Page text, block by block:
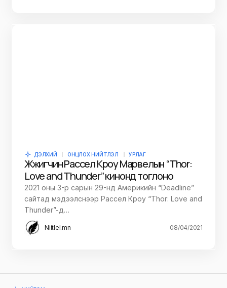
ДЭЛХИЙ ОНЦЛОХ НИЙТЛЭЛ УРЛАГ
Жүжигчин Рассел Кроу Марвелын “Thor:
Love and Thunder” кинонд тоглоно
2021 оны 3-р сарын 29-нд Америкийн “Deadline”
сайтад мэдээлснээр Рассел Кроу “Thor: Love and
Thunder”-д…
Niitlel.mn 08/04/2021